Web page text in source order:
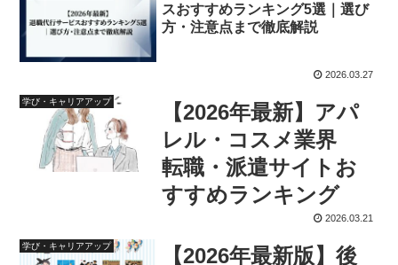
スおすすめランキング5選｜選び
方・注意点まで徹底解説
2026.03.27
学び・キャリアアップ
【2026年最新】アパ
レル・コスメ業界
転職・派遣サイトお
すすめランキング
2026.03.21
学び・キャリアアップ
【2026年最新版】後